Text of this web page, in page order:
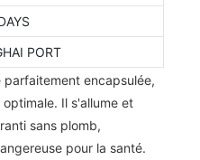
PORT
parfaitement encapsulée,
Il s'allume et
sans plomb,
pour la santé.